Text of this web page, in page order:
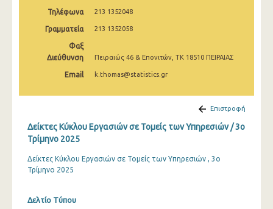
3o Τρίμηνο 2021
2o Τρίμηνο 2021
1o Τρίμηνο 2021
4o Τρίμηνο 2020
3o Τρίμηνο 2020
2o Τρίμηνο 2020
1o Τρίμηνο 2020
4o Τρίμηνο 2019
Τηλέφωνα 213 1352048
Γραμματεία 213 1352058
Φαξ
Διεύθυνση
Πειραιώς 46 & Επονιτών, ΤΚ 18510 ΠΕΙΡΑΙΑΣ
Email k.thomas@statistics.gr
Επιστροφή
Δείκτες Κύκλου Εργασιών σε Τομείς των Υπηρεσιών / 3o
Τρίμηνο 2025
Δείκτες Κύκλου Εργασιών σε Τομείς των Υπηρεσιών , 3ο
Τρίμηνο 2025
Δελτίο Τύπου